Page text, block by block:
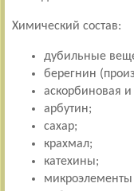
Химический состав:
дубильные
берегнин
аскорбиновая и
арбутин;
сахар;
крахмал;
катехины;